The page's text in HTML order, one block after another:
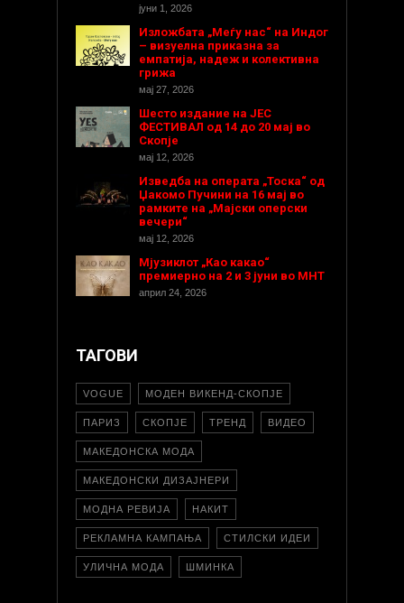
јуни 1, 2026
Изложбата „Меѓу нас“ на Индог
– визуелна приказна за
емпатија, надеж и колективна
грижа
мај 27, 2026
Шесто издание на ЈЕС
ФЕСТИВАЛ од 14 до 20 мај во
Скопје
мај 12, 2026
Изведба на операта „Тоска“ од
Џакомо Пучини на 16 мај во
рамките на „Мајски оперски
вечери“
мај 12, 2026
Мјузиклот „Као какао“
премиерно на 2 и 3 јуни во МНТ
април 24, 2026
ТАГОВИ
VOGUE МОДЕН ВИКЕНД-СКОПЈЕ
ПАРИЗ СКОПЈЕ ТРЕНД ВИДЕО
МАКЕДОНСКА МОДА
МАКЕДОНСКИ ДИЗАЈНЕРИ
МОДНА РЕВИЈА НАКИТ
РЕКЛАМНА КАМПАЊА СТИЛСКИ ИДЕИ
УЛИЧНА МОДА ШМИНКА